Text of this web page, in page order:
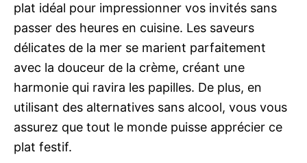
plat idéal pour impressionner vos invités sans
passer des heures en cuisine. Les saveurs
délicates de la mer se marient parfaitement
avec la douceur de la crème, créant une
harmonie qui ravira les papilles. De plus, en
utilisant des alternatives sans alcool, vous vous
assurez que tout le monde puisse apprécier ce
plat festif.